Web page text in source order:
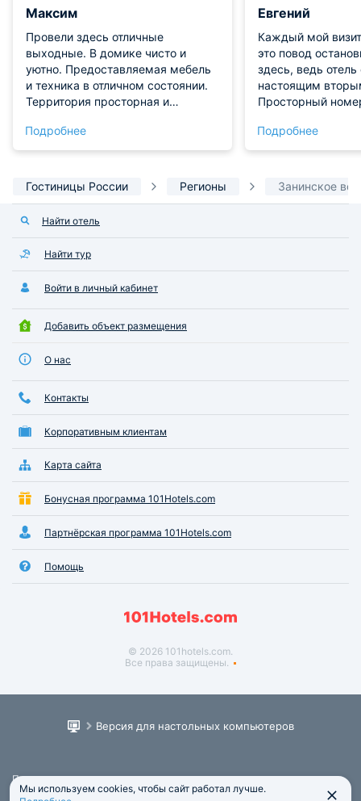
Максим
Провели здесь отличные
выходные. В домике чисто и
уютно. Предоставляемая мебель
и техника в отличном состоянии.
Территория просторная и
время проживания и отдыха
здесь мы не заметили!
Подробнее
Евгений
Каждый мой
это повод
здесь, ведь
настоящим
Просторный
эргономика
доступ ко всем
всяких похвал:
полностью
Подробнее
Гостиницы России Регионы Занинское
Найти отель
Найти тур
Войти в личный кабинет
Добавить объект размещения
О нас
Контакты
Корпоративным клиентам
Карта сайта
Бонусная программа 101Hotels.com
Партнёрская программа 101Hotels.com
Помощь
© 2026 101hotels.com.
Все права защищены.
Версия для настольных компьютеров
Пользовательское соглашение
Юридическая информация
Мы используем cookies, чтобы сайт работал лучше.